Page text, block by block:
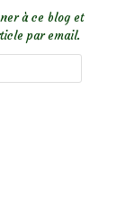
à ce blog et
par email.